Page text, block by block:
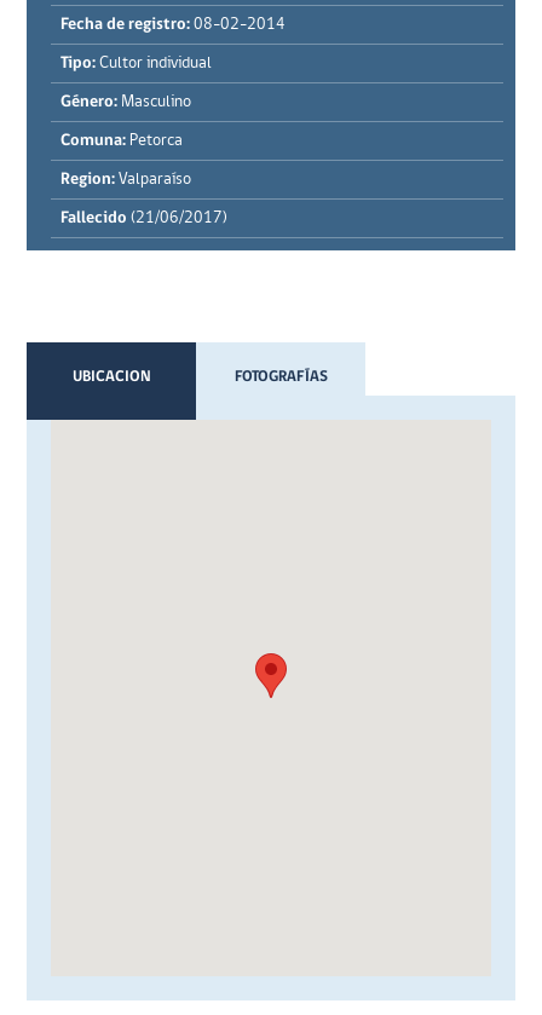
Fecha de registro: 08-02-2014
Tipo: Cultor individual
Género: Masculino
Comuna: Petorca
Region: Valparaíso
Fallecido (21/06/2017)
UBICACION FOTOGRAFÍAS